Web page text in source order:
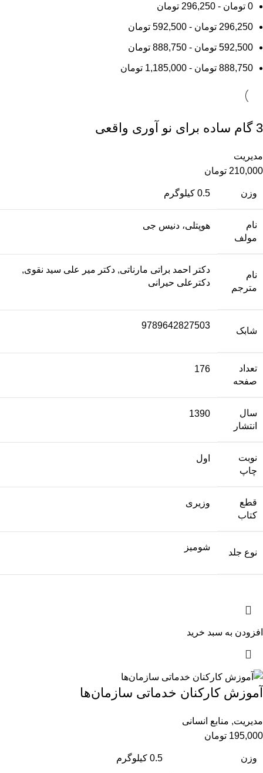
0 تومان -
296,250 تومان
296,250 تومان -
592,500 تومان
592,500 تومان -
888,750 تومان
888,750 تومان -
1,185,000 تومان
3 گام ساده برای نو آوری واقعی
مدیریت
210,000 تومان
وزن 0.5 کیلوگرم
نام
مولف
هوپتلی، دنیس جی
نام
مترجم
دکتر احمد براتی مارناتی, دکتر میر علی سید نقوی,
دکترعلی حیرانی
شابک
9789642827503
تعداد
صفحه
176
سال
انتشار
1390
نوبت
چاپ
اول
قطع
کتاب
وزیری
نوع جلد
شومیز
افزودن به سبد خرید
آموزش کارکنان خدماتی سازمان‌‌ها
مدیریت, منابع انسانی
195,000 تومان
وزن 0.5 کیلوگرم